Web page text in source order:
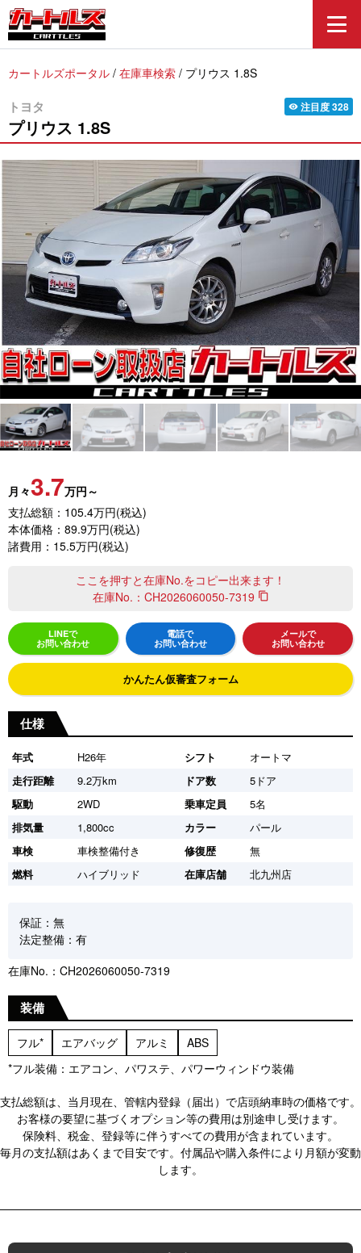
カートルズポータル / 在庫車検索 / プリウス 1.8S
トヨタ
プリウス 1.8S
visibility 注目度328
月々3.7万円～
支払総額：105.4万円(税込)
本体価格：89.9万円(税込)
諸費用：15.5万円(税込)
ここを押すと在庫No.をコピー出来ます！
在庫No.： CH2026060050-7319 content_copy
LINEで
お問い合わせ
電話で
お問い合わせ
メールで
お問い合わせ
かんたん仮審査フォーム
仕様
年式 H26年 シフト
オートマ
走行距離
9.2万km ドア数
5ドア
駆動
2WD 乗車定員
5名
排気量
1,800cc カラー
パール
車検
車検整備付き 修復歴
無
燃料
ハイブリッド 在庫店舗 北九州店
保証：無
法定整備：有
在庫No.：CH2026060050-7319
装備
フル* エアバッグ アルミ
ABS
*フル装備：エアコン、パワステ、パワーウィンドウ装備
支払総額は、当月現在、管轄内登録（届出）で店頭納車時の価格です。
お客様の要望に基づくオプション等の費用は別途申し受けます。
保険料、税金、登録等に伴うすべての費用が含まれています。
毎月の支払額はあくまで目安です。付属品や購入条件により月額が変動
します。